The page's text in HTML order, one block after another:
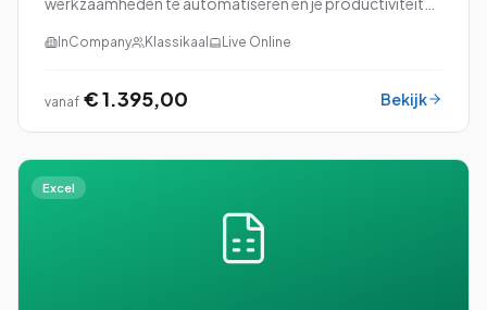
met VBA (Visual Basic for Applications) perfec...
InCompany Klassikaal Live Online
vanaf € 1.395,00 Bekijk
Excel